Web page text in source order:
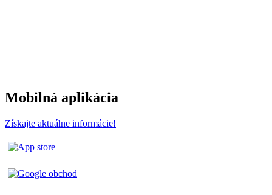
Mobilná aplikácia
Získajte aktuálne informácie!